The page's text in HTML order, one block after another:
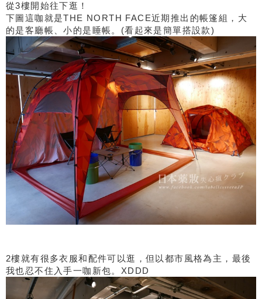
從3樓開始往下逛！
下圖這咖就是THE NORTH FACE近期推出的帳篷組，大
的是客廳帳、小的是睡帳。(看起來是簡單搭設款)
2樓就有很多衣服和配件可以逛，但以都市風格為主，最後
我也忍不住入手一咖新包。XDDD